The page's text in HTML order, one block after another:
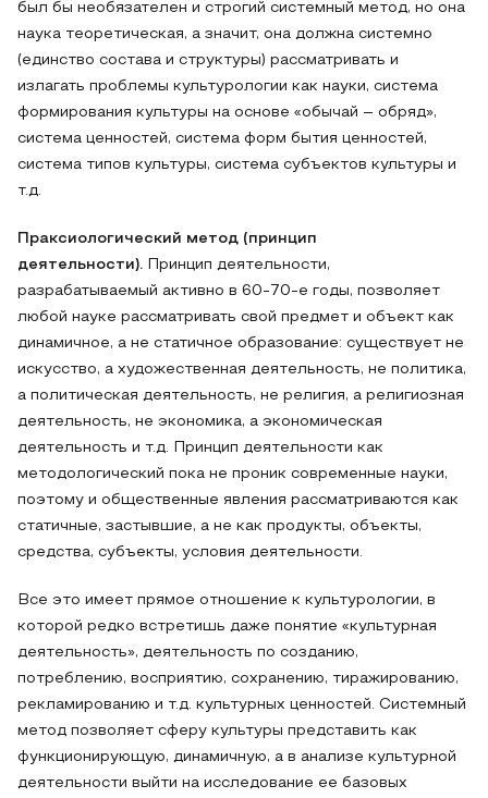
был бы необязателен и строгий системный метод, но она
наука теоретическая, а значит, она должна системно
(единство состава и структуры) рассматривать и
излагать проблемы культурологии как науки, система
формирования культуры на основе «обычай – обряд»,
система ценностей, система форм бытия ценностей,
система типов культуры, система субъектов культуры и
т.д.
Праксиологический метод (принцип
деятельности).
Принцип деятельности,
разрабатываемый активно в 60-70-е годы, позволяет
любой науке рассматривать свой предмет и объект как
динамичное, а не статичное образование: существует не
искусство, а художественная деятельность, не политика,
а политическая деятельность, не религия, а религиозная
деятельность, не экономика, а экономическая
деятельность и т.д. Принцип деятельности как
методологический пока не проник современные науки,
поэтому и общественные явления рассматриваются как
статичные, застывшие, а не как продукты, объекты,
средства, субъекты, условия деятельности.
Все это имеет прямое отношение к культурологии, в
которой редко встретишь даже понятие «культурная
деятельность», деятельность по созданию,
потреблению, восприятию, сохранению, тиражированию,
рекламированию и т.д. культурных ценностей. Системный
метод позволяет сферу культуры представить как
функционирующую, динамичную, а в анализе культурной
деятельности выйти на исследование ее базовых